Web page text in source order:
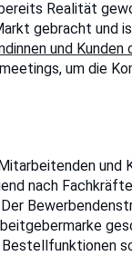
Realität
gebracht und
und Kunden
um die
und
nach